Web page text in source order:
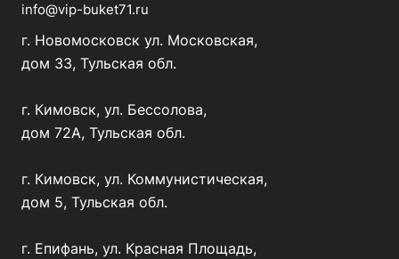
info@vip-buket71.ru
г. Новомосковск ул. Московская,
дом 33, Тульская обл.
г. Кимовск, ул. Бессолова,
дом 72А, Тульская обл.
г. Кимовск, ул. Коммунистическая,
дом 5, Тульская обл.
г. Епифань, ул. Красная Площадь,